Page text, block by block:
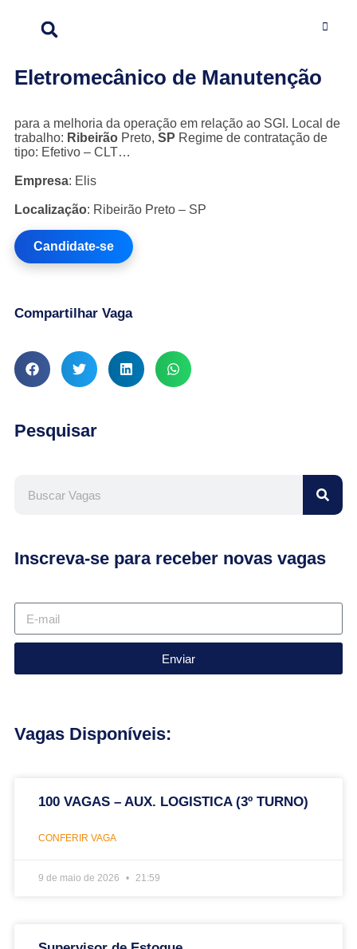
Eletromecânico de Manutenção
para a melhoria da operação em relação ao SGI. Local de
trabalho: Ribeirão Preto, SP Regime de contratação de
tipo: Efetivo – CLT…
Empresa: Elis
Localização: Ribeirão Preto – SP
Candidate-se
Compartilhar Vaga
Pesquisar
Inscreva-se para receber novas vagas
Enviar
Vagas Disponíveis:
100 VAGAS – AUX. LOGISTICA (3º TURNO)
CONFERIR VAGA
9 de maio de 2026 21:59